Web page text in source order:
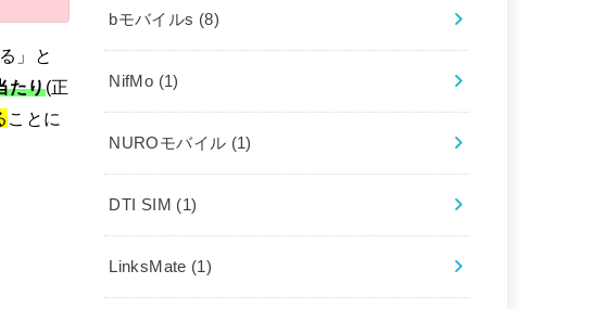
」と
たり(正
ことに
bモバイルs (8)
NifMo (1)
NUROモバイル (1)
DTI SIM (1)
LinksMate (1)